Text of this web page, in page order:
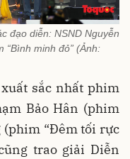
đạo diễn: NSND Nguyễn
“Bình minh đỏ” (Ảnh:
sắc nhất phim
Bảo Hân (phim
(phim “Đêm tối rực
trao giải Diễn